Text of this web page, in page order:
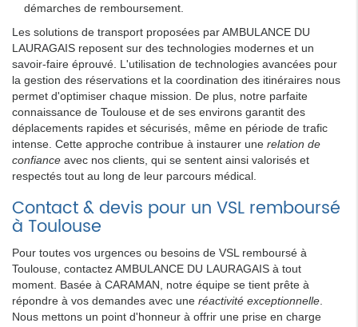
démarches de remboursement.
Les solutions de transport proposées par AMBULANCE DU
LAURAGAIS reposent sur des technologies modernes et un
savoir-faire éprouvé. L'utilisation de technologies avancées pour
la gestion des réservations et la coordination des itinéraires nous
permet d'optimiser chaque mission. De plus, notre parfaite
connaissance de Toulouse et de ses environs garantit des
déplacements rapides et sécurisés, même en période de trafic
intense. Cette approche contribue à instaurer une relation de
confiance avec nos clients, qui se sentent ainsi valorisés et
respectés tout au long de leur parcours médical.
Contact & devis pour un VSL remboursé
à Toulouse
Pour toutes vos urgences ou besoins de VSL remboursé à
Toulouse, contactez AMBULANCE DU LAURAGAIS à tout
moment. Basée à CARAMAN, notre équipe se tient prête à
répondre à vos demandes avec une réactivité exceptionnelle
Nous mettons un point d'honneur à offrir une prise en charge